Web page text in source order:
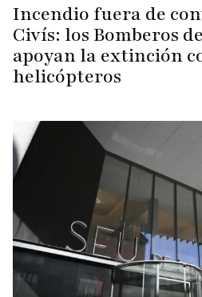
Incendio fuera de
Civís: los Bomberos
apoyan la extinción
helicópteros